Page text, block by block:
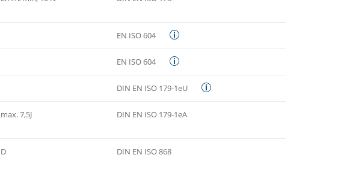
EN ISO 604
EN ISO 604
DIN EN ISO 179-1eU
max. 7,5J DIN EN ISO 179-1eA
D DIN EN ISO 868